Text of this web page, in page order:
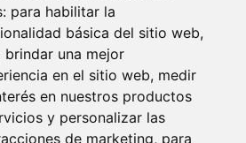
para habilitar la
básica del sitio web,
brindar una mejor
en el sitio web, medir
en nuestros productos
y personalizar las
de marketing, para
(EMILY BETT RICKARDS), LAS FOTOS
DE LA ALIADA DE ARROW
30, 2013
TODA TU HISTORIA. EPISODIO 3.
2012